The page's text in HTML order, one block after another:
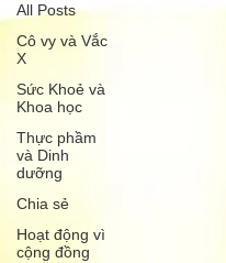
All Posts
Cô vy và Vắc
X
Sức Khoẻ và
Khoa học
Thực phầm
và Dinh
dưỡng
Chia sẻ
Hoạt động vì
cộng đồng